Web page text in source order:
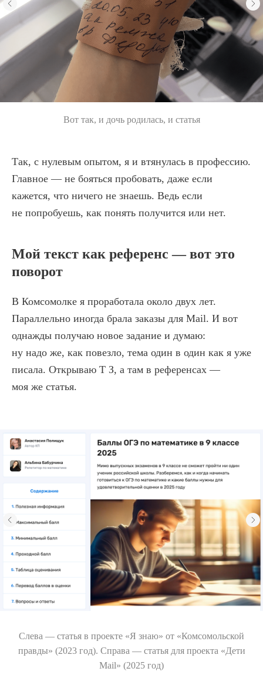
Вот так, и дочь родилась, и статья
Так, с нулевым опытом, я и втянулась в профессию.
Главное — не бояться пробовать, даже если
кажется, что ничего не знаешь. Ведь если
не попробуешь, как понять получится или нет.
Мой текст как референс — вот это
поворот
В Комсомолке я проработала около двух лет.
Параллельно иногда брала заказы для Mail. И вот
однажды получаю новое задание и думаю:
ну надо же, как повезло, тема один в один как я уже
писала. Открываю Т З, а там в референсах —
моя же статья.
Слева — статья в проекте «Я знаю» от «Комсомольской
правды» (2023 год). Справа — статья для проекта «Дети
Mail» (2025 год)
работать
копирайтером,
забирайте наш
«Научим писать»
8 важнейших навыков для тех,
Переходите в телеграм-бот,
Получить курс